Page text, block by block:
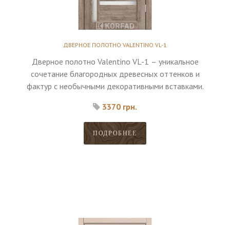
ДВЕРНОЕ ПОЛОТНО VALENTINO VL-1
Дверное полотно Valentino VL-1 – уникальное
сочетание благородных древесных оттенков и
фактур с необычными декоративными вставками.
3370 грн.
ПОДРОБНЕЕ